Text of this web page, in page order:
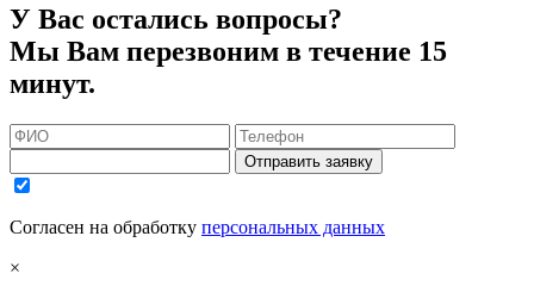
У Вас остались вопросы?
Мы Вам перезвоним в течение 15
минут.
Отправить заявку
Согласен на обработку персональных данных
×